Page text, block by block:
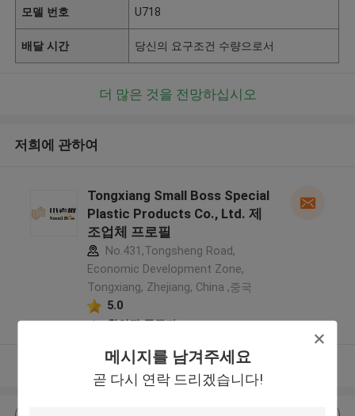
메시지를 남겨주세요
곧 다시 연락 드리겠습니다!
모델 번호 U718
배달 시간 당신의 요구조건 수량으로서
더 많은 것을 전망하십시오
저희에 관하여
Tongxiang Small Boss Special
Plastic Products Co., Ltd. 제
조업체 프로필
No.431,Tongsheng Road,
Economic Development Zone,
Tongxiang, Zhejiang, China ,중국
5.0
확인된 공급자
더 많은 것을 전망하십시오